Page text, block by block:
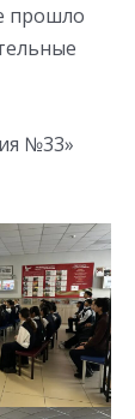
прошло
№33»